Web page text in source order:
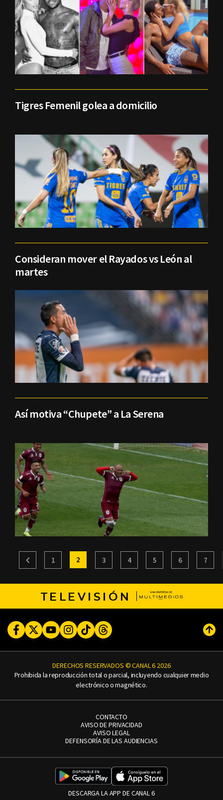
Tigres Femenil golea a domicilio
Consideran mover el Rayados vs León al
martes
Así motiva “Chupete” a La Serena
1 2 3 4 5 6 7
TELEVISIÓN
FacebookTwitterYoutubeInstagram
TikTokThreads
DERECHOS RESERVADOS © CANAL 6 2026
Prohibida la reproducción total o parcial, incluyendo cualquier medio
electrónico o magnético.
CONTACTO
AVISO DE PRIVACIDAD
AVISO LEGAL
DEFENSORÍA DE LAS AUDIENCIAS
DESCARGA LA APP DE CANAL 6